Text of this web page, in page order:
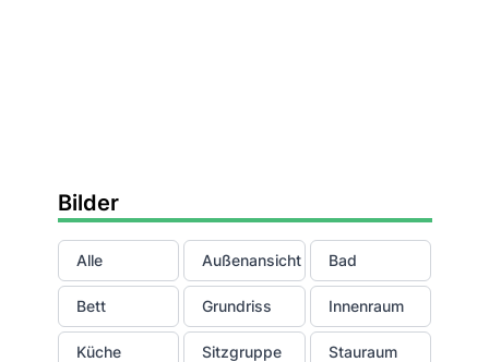
Bilder
Alle Außenansicht Bad
Bett Grundriss Innenraum
Küche Sitzgruppe Stauraum